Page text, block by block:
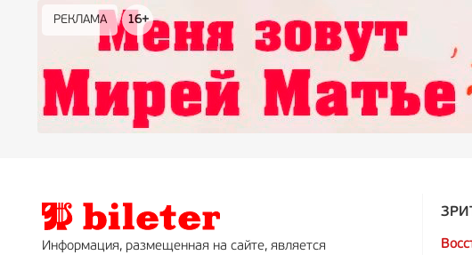
РЕКЛАМА 16+
РЕКЛАМА 16+
РЕКЛАМА 12+
РЕКЛАМА
РЕКЛАМА 0+
РЕКЛАМА 18+
Информация, размещенная на сайте, является